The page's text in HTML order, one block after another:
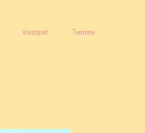
Vorstand Termine